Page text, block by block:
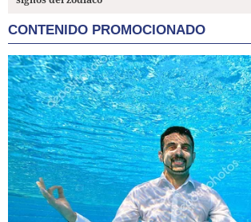
CONTENIDO PROMOCIONADO